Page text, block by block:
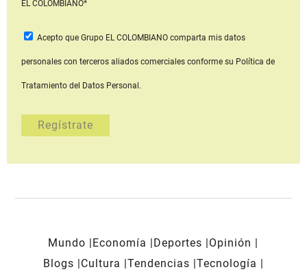
EL COLOMBIANO*
Acepto que Grupo EL COLOMBIANOcomparta mis datos
personales con terceros aliados comerciales conforme su Política de
Tratamiento del Datos Personal.
Mundo Economía Deportes
Opinión
Blogs
Cultura Tendencias Tecnología